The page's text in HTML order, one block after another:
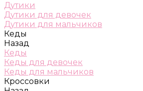
Дутики
Дутики для девочек
Дутики для мальчиков
Кеды
Назад
Кеды
Кеды для девочек
Кеды для мальчиков
Кроссовки